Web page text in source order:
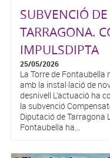
SUBVENCIÓ
TARRAGONA.
IMPULSDIPTA
25/05/2026
La Torre de
amb la instal·lació de
desnivell L’actuació ha
la subvenció
Diputació de Tarragona
Fontaubella ha...